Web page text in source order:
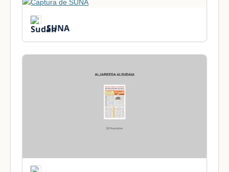
SUNA